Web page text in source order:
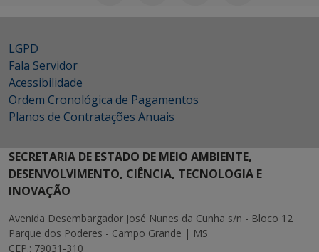
LGPD
Fala Servidor
Acessibilidade
Ordem Cronológica de Pagamentos
Planos de Contratações Anuais
SECRETARIA DE ESTADO DE MEIO AMBIENTE,
DESENVOLVIMENTO, CIÊNCIA, TECNOLOGIA E
INOVAÇÃO
Avenida Desembargador José Nunes da Cunha s/n - Bloco 12
Parque dos Poderes - Campo Grande | MS
CEP.: 79031-310